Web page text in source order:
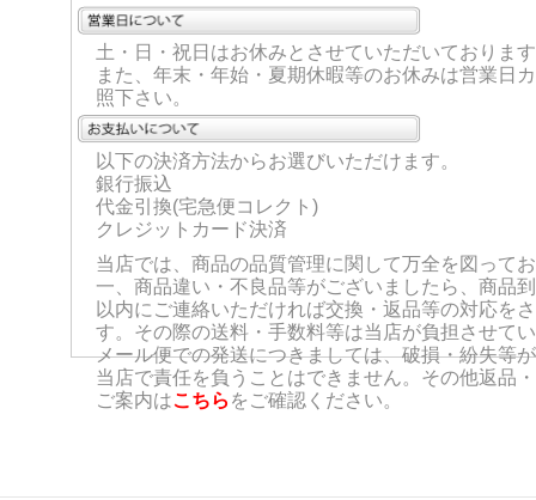
土・日・祝日はお休みとさせていただいておりま
また、年末・年始・夏期休暇等のお休みは営業日
照下さい。
以下の決済方法からお選びいただけます。
銀行振込
代金引換(宅急便コレクト)
クレジットカード決済
当店では、商品の品質管理に関して万全を図って
一、商品違い・不良品等がございましたら、商品
以内にご連絡いただければ交換・返品等の対応を
す。その際の送料・手数料等は当店が負担させて
メール便での発送につきましては、破損・紛失等
当店で責任を負うことはできません。その他返品
ご案内はこちら をご確認ください。